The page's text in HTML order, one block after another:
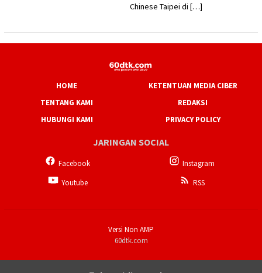
Chinese Taipei di […]
HOME
KETENTUAN MEDIA CIBER
TENTANG KAMI
REDAKSI
HUBUNGI KAMI
PRIVACY POLICY
JARINGAN SOCIAL
Facebook
Instagram
Youtube
RSS
Versi Non AMP
60dtk.com